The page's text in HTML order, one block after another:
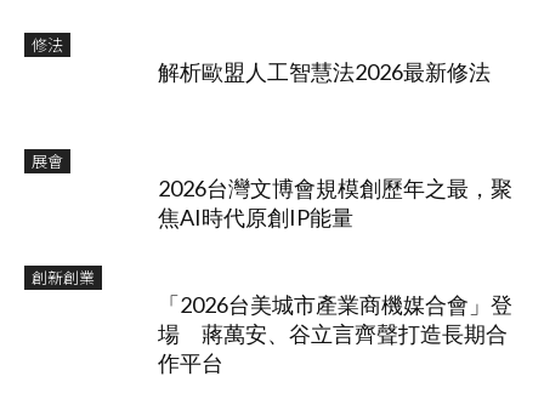
修法
解析歐盟人工智慧法2026最新修法
展會
2026台灣文博會規模創歷年之最，聚
焦AI時代原創IP能量
創新創業
「2026台美城市產業商機媒合會」登
場 蔣萬安、谷立言齊聲打造長期合
作平台